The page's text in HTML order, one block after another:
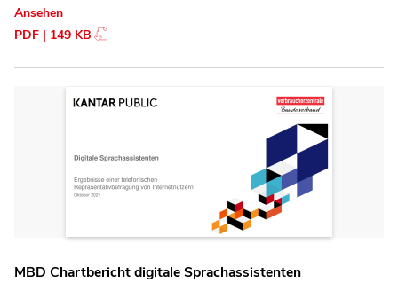
Ansehen
PDF | 149 KB
MBD Chartbericht digitale Sprachassistenten